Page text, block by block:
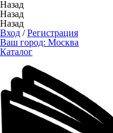
Назад
Назад
Назад
Вход /Регистрация
Ваш город: Москва
Каталог